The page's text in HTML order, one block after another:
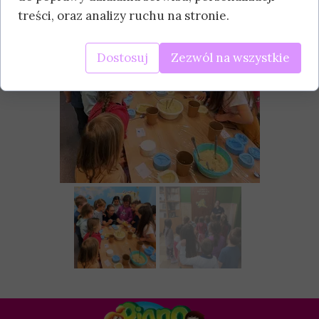
treści, oraz analizy ruchu na stronie.
Dostosuj Zezwól na wszystkie